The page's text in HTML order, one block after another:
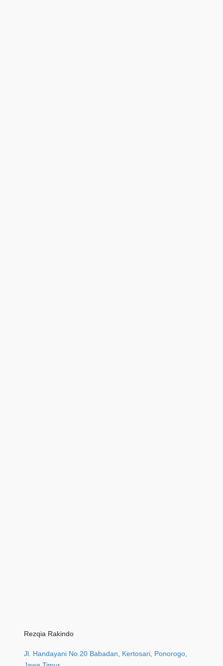
Rezqia Rakindo
Jl. Handayani No.20 Babadan, Kertosari, Ponorogo,